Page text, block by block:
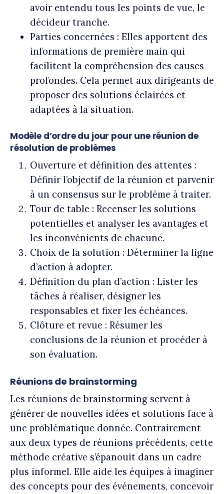
avoir entendu tous les points de vue, le
décideur tranche.
Parties concernées : Elles apportent des
informations de première main qui
facilitent la compréhension des causes
profondes. Cela permet aux dirigeants de
proposer des solutions éclairées et
adaptées à la situation.
Modèle d’ordre du jour pour une réunion de
résolution de problèmes
Ouverture et définition des attentes :
Définir l’objectif de la réunion et parvenir
à un consensus sur le problème à traiter.
Tour de table : Recenser les solutions
potentielles et analyser les avantages et
les inconvénients de chacune.
Choix de la solution : Déterminer la ligne
d’action à adopter.
Définition du plan d’action : Lister les
tâches à réaliser, désigner les
responsables et fixer les échéances.
Clôture et revue : Résumer les
conclusions de la réunion et procéder à
son évaluation.
Réunions de brainstorming
Les réunions de brainstorming servent à
générer de nouvelles idées et solutions face à
une problématique donnée. Contrairement
aux deux types de réunions précédents, cette
méthode créative s’épanouit dans un cadre
plus informel. Elle aide les équipes à imaginer
des concepts pour des événements, concevoir